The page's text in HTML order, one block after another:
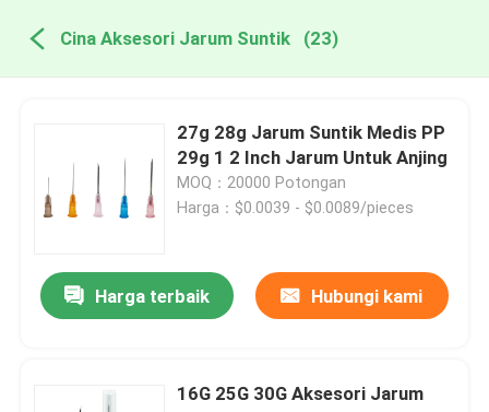
Cina Aksesori Jarum Suntik (23)
27g 28g Jarum Suntik Medis PP
29g 1 2 Inch Jarum Untuk Anjing
MOQ：20000 Potongan
Harga：$0.0039 - $0.0089/pieces
Harga terbaik Hubungi kami
16G 25G 30G Aksesori Jarum